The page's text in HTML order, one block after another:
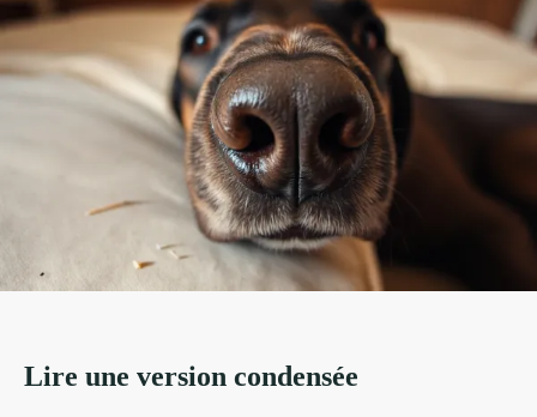
Lire une version condensée